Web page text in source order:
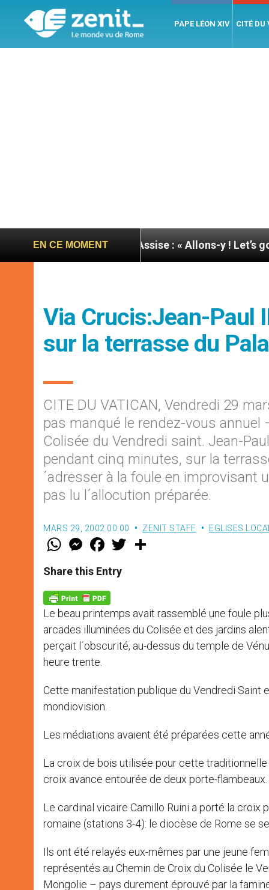
PAPE LÉON XIV CITÉ DU
EN CE MOMENT
du pape à Assise : « Allons-y ! Let’s go ! »
Via Crucis:Jean-Paul
sur la terrasse du
CITE DU VATICAN, Vendredi 29
pas manqué le rendez-vous
Colisée du Vendredi saint. Jean-
pendant cinq minutes, sur la
´adresser à la foule en improvisant
pas lu l´allocution préparée.
MARS 29, 2002 00:00 ZENIT STAFF EGLISES
W
t
s
p
p
M
e
s
e
g
e
r
F
a
e
b
k
w
Share this Entry
Le beau printemps avait rassemblé une foule
arcades illuminées du Colisée et des jardins
perçait l´obscurité, au-dessus du temple de
heure trente.
Cette manifestation publique du Vendredi Saint
mondiovision.
Les médiations avaient été préparées cette
La croix de bois utilisée pour cette
croix avance entourée de deux porte-flambeaux.
Le cardinal vicaire Camillo Ruini a porté la
romaine (stations 3-4): le diocèse de Rome se
Ils ont été relayés eux-mêmes par une jeune
représentés au Chemin de Croix du Colisée le
Mongolie – pays durement éprouvé par la